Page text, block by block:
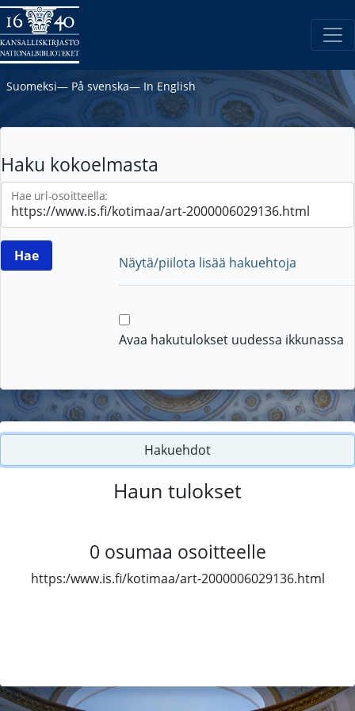
Suomeksi― På svenska― In English
Haku kokoelmasta
Hae url-osoitteella:
Näytä/piilota lisää hakuehtoja
Avaa hakutulokset uudessa ikkunassa
Hakuehdot
Haun tulokset
0 osumaa osoitteelle
https:/www.is.fi/kotimaa/art-2000006029136.html